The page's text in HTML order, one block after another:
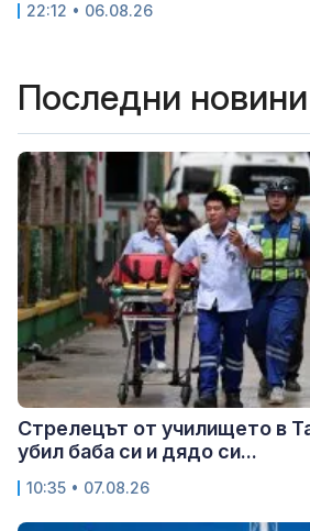
22:12 • 06.08.26
Последни новини
Стрелецът от училището в
убил баба си и дядо си...
10:35 • 07.08.26